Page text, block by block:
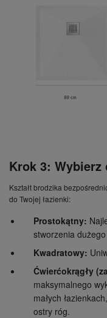
Krok 3: Wybierz
Kształt brodzika
do Twojej łazienki:
Prostokątny:
stworzenia
Kwadratowy:
Ćwierćokrągły
maksymalnego
małych
ostry róg.